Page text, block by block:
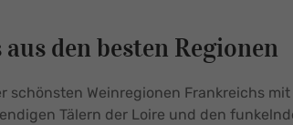
den besten Regionen
schönsten Weinregionen Frankreichs
Tälern der Loire und den